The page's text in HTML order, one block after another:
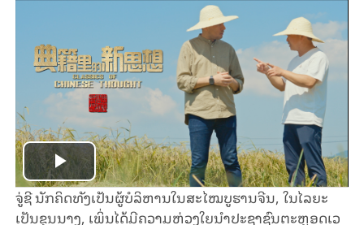
Play
Video
ຈູ່ຊີ ນັກ​ຄິດ​ທັງ​ເປັນ​ຜູ້​ບໍ​ລິ​ຫານໃນ​ສະ​ໄໝ​ບູ​ຮານ​ຈີນ, ໃນ​ໄລ​ຍະ​
ເປັນ​ຂຸນ​ນາງ, ເພິ່ນໄດ້​​ມີ​ຄວາມ​ຫ່ວງ​ໃຍ​​ນຳ​ປະ​ຊາ​ຊົນ​​ຕະ​ຫຼອດ​ເວ​